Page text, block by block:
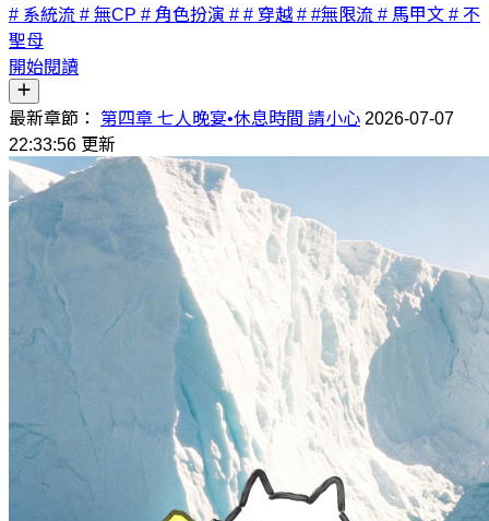
# 系統流 # 無CP # 角色扮演 # # 穿越# #無限流 # 馬甲文 # 不
聖母
開始閱讀
最新章節： 第四章 七人晚宴•休息時間 請小心 2026-07-07
22:33:56 更新